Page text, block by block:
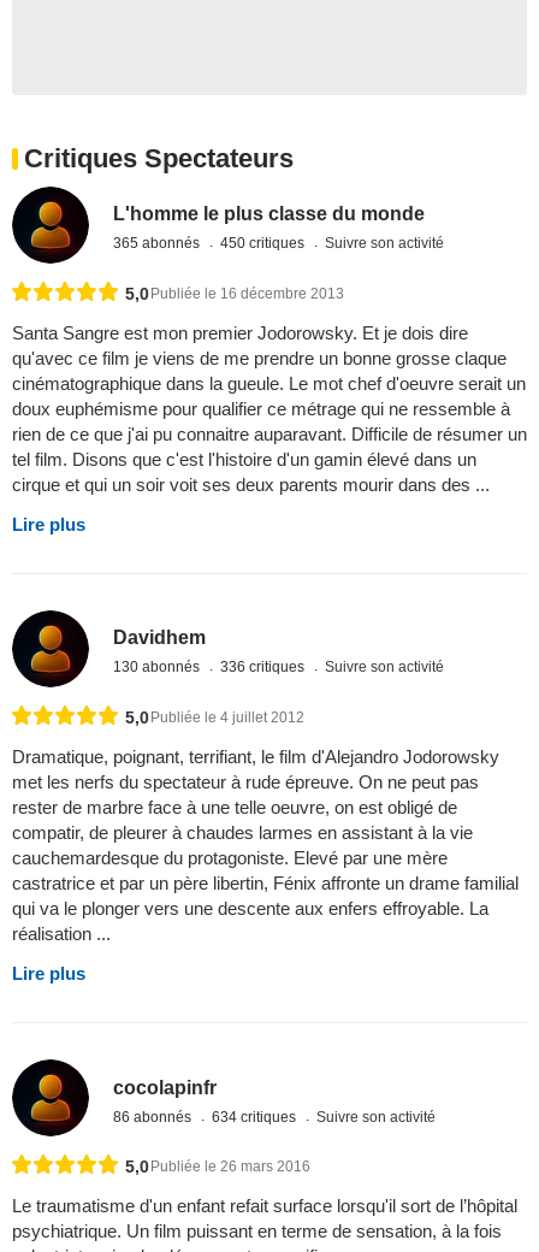
Critiques Spectateurs
L'homme le plus classe du monde
365 abonnés 450 critiques Suivre son activité
5,0Publiée le 16 décembre 2013
Santa Sangre est mon premier Jodorowsky. Et je dois dire
qu'avec ce film je viens de me prendre un bonne grosse claque
cinématographique dans la gueule. Le mot chef d'oeuvre serait un
doux euphémisme pour qualifier ce métrage qui ne ressemble à
rien de ce que j'ai pu connaitre auparavant. Difficile de résumer un
tel film. Disons que c'est l'histoire d'un gamin élevé dans un
cirque et qui un soir voit ses deux parents mourir dans des ...
Lire plus
Davidhem
130 abonnés 336 critiques Suivre son activité
5,0 Publiée le 4 juillet 2012
Dramatique, poignant, terrifiant, le film d'Alejandro Jodorowsky
met les nerfs du spectateur à rude épreuve. On ne peut pas
rester de marbre face à une telle oeuvre, on est obligé de
compatir, de pleurer à chaudes larmes en assistant à la vie
cauchemardesque du protagoniste. Elevé par une mère
castratrice et par un père libertin, Fénix affronte un drame familial
qui va le plonger vers une descente aux enfers effroyable. La
réalisation ...
Lire plus
cocolapinfr
86 abonnés 634 critiques Suivre son activité
5,0 Publiée le 26 mars 2016
Le traumatisme d'un enfant refait surface lorsqu'il sort de l’hôpital
psychiatrique. Un film puissant en terme de sensation, à la fois